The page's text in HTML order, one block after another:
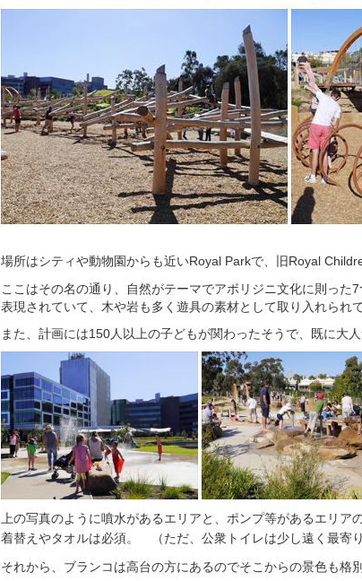
場所はシティや動物園からも近いRoyal Parkで 、旧Royal
ここはその名の通り、自然がテーマでアボリジニ文化に則った
表現されていて、木や岩も多く遊具の素材として取り入れられて
また、計画には150人以上の子どもが関わったそうで、既に大
上の写真のように噴水があるエリアと、ポンプ等があるエリア
着替えやタオルは必須。
（ただ、公衆トイレは少し遠く最寄
それから、ブランコは高台の方にあるのでそこからの景色も格別